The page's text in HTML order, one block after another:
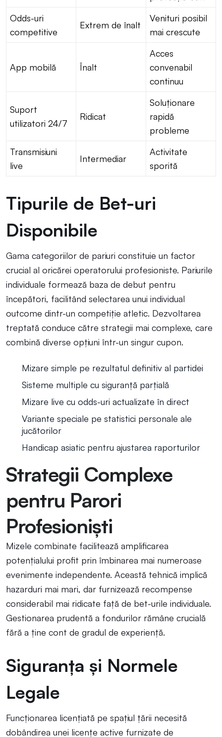
Odds-uri
competitive
Extrem de înalt
Venituri posibil
mai crescute
App mobilă Înalt
Acces
convenabil
continuu
Suport
utilizatori 24/7
Ridicat
Soluționare
rapidă
probleme
Transmisiuni
live
Intermediar
Activitate
sporită
Tipurile de Bet-uri
Disponibile
Gama categoriilor de pariuri constituie un factor
crucial al oricărei operatorului profesioniste. Pariurile
individuale formează baza de debut pentru
începători, facilitând selectarea unui individual
outcome dintr-un competiție atletic. Dezvoltarea
treptată conduce către strategii mai complexe, care
combină diverse opțiuni într-un singur cupon.
Mizare simple pe rezultatul definitiv al partidei
Sisteme multiple cu siguranță parțială
Mizare live cu odds-uri actualizate în direct
Variante speciale pe statistici personale ale
jucătorilor
Handicap asiatic pentru ajustarea raporturilor
Strategii Complexe
pentru Parori
Profesioniști
Mizele combinate facilitează amplificarea
potențialului profit prin îmbinarea mai numeroase
evenimente independente. Această tehnică implică
hazarduri mai mari, dar furnizează recompense
considerabil mai ridicate față de bet-urile individuale.
Gestionarea prudentă a fondurilor rămâne crucială
fără a ține cont de gradul de experiență.
Siguranța și Normele
Legale
Funcționarea licențiată pe spațiul țării necesită
dobândirea unei licențe active furnizate de